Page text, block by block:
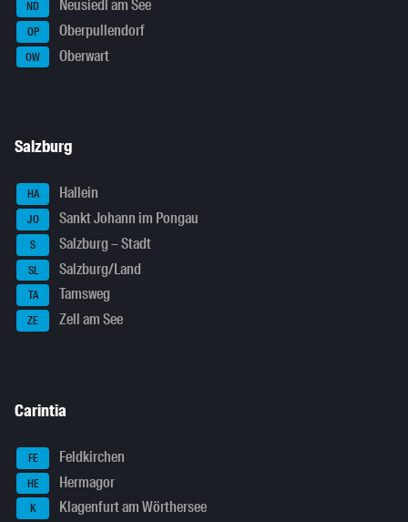
ND Neusiedl am See
OP Oberpullendorf
OW Oberwart
Salzburg
HA Hallein
JO Sankt Johann im Pongau
S Salzburg – Stadt
SL Salzburg/Land
TA Tamsweg
ZE Zell am See
Carintia
FE Feldkirchen
HE Hermagor
K Klagenfurt am Wörthersee